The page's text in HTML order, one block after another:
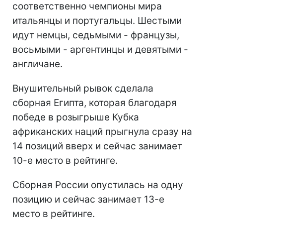
соответственно чемпионы мира
итальянцы и португальцы. Шестыми
идут немцы, седьмыми - французы,
восьмыми - аргентинцы и девятыми -
англичане.
Внушительный рывок сделала
сборная Египта, которая благодаря
победе в розыгрыше Кубка
африканских наций прыгнула сразу на
14 позиций вверх и сейчас занимает
10-е место в рейтинге.
Сборная России опустилась на одну
позицию и сейчас занимает 13-е
место в рейтинге.